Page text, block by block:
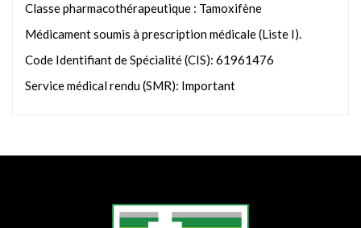
Classe pharmacothérapeutique : Tamoxifène
Médicament soumis à prescription médicale (Liste I).
Code Identifiant de Spécialité (CIS): 61961476
Service médical rendu (SMR): Important